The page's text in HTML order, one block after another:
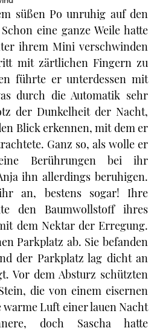
süßen Po unruhig auf den
eine ganze Weile hatte
ihrem Mini verschwinden
mit zärtlichen Fingern zu
führte er unterdessen mit
durch die Automatik sehr
der Dunkelheit der Nacht,
Blick erkennen, mit dem er
Ganz so, als wolle er
Berührungen bei ihr
ihn allerdings beruhigen.
an, bestens sogar! Ihre
den Baumwollstoff ihres
dem Nektar der Erregung.
Parkplatz ab. Sie befanden
der Parkplatz lag dicht an
Vor dem Absturz schützten
die von einem eisernen
Luft einer lauen Nacht
doch Sascha hatte